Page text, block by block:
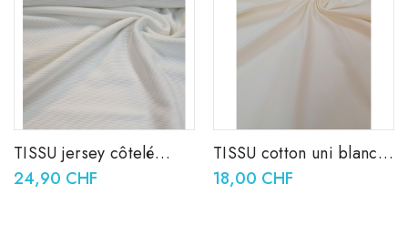
TISSU jersey côtelé
blanc
24,90 CHF
TISSU cotton uni blanc
cassé
18,00 CHF